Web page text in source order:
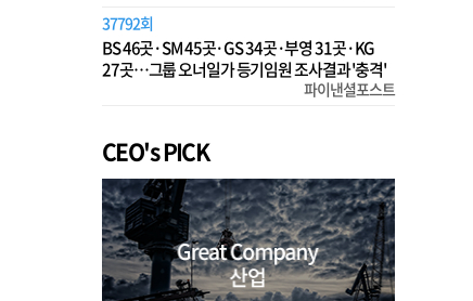
37792회
BS 46곳·SM 45곳·GS 34곳·부영 31곳·KG
27곳…그룹 오너일가 등기임원 조사결과 '충격'
파이낸셜포스트
CEO's PICK